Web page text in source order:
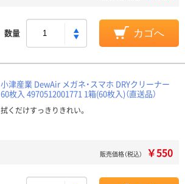
数量 カゴへ
小津産業 DewAir メガネ・スマホ DRYクリーナー
60枚入 4970512001771 1箱(60枚入)（直送品）
拭くだけすっきりきれい。
販売価格（税込） ￥550